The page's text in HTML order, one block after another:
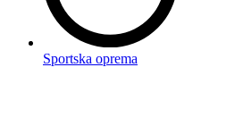
Sportska oprema